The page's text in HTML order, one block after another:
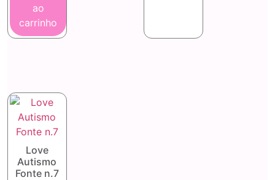
ao
carrinho
Love
Autismo
Fonte n.7